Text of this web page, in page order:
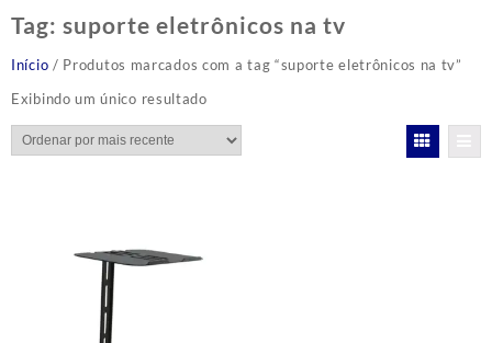
Tag: suporte eletrônicos na tv
Início / Produtos marcados com a tag “suporte eletrônicos na tv”
Exibindo um único resultado